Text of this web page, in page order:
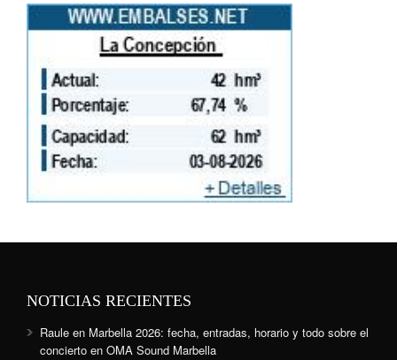
NOTICIAS RECIENTES
Raule en Marbella 2026: fecha, entradas, horario y todo sobre el
concierto en OMA Sound Marbella